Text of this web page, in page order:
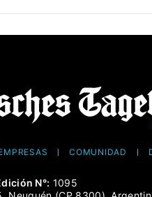
COMUNIDAD
N°: 1095